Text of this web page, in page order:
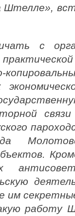
Штелле»,
с
им
работу